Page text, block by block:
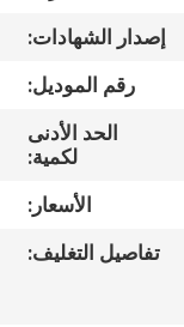
جولة
مراقبة
الجودة
إصدار الشهادات:
رقم الموديل:
الحد الأدنى
لكمية:
الأسعار:
تفاصيل التغليف: